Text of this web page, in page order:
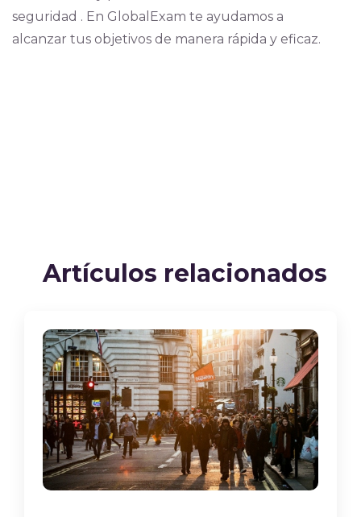
seguridad . En GlobalExam te ayudamos a
alcanzar tus objetivos de manera rápida y eficaz.
Artículos relacionados